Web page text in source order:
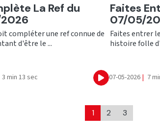
La Ref du
compléter une ref connue de
d'être le ...
3 min 13 sec Ecouter
Ecouter
Faites
07/05/
Faites entrer
histoire folle
07-05-2026 | 7
1 2 3